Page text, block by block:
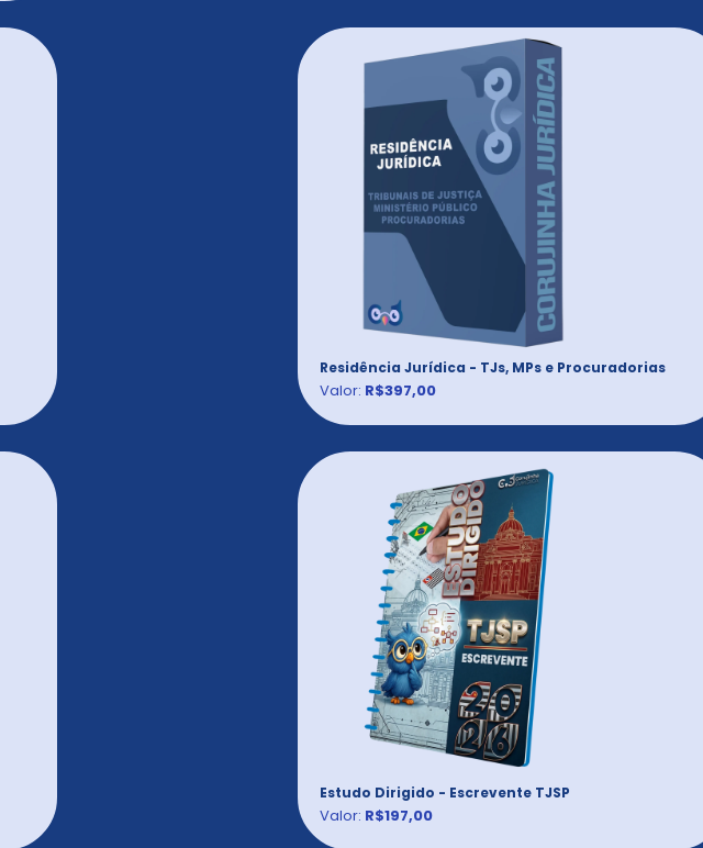
Residência Jurídica - TJs, MPs e Procuradorias
Valor: R$397,00
Estudo Dirigido - Escrevente TJSP
Valor: R$197,00